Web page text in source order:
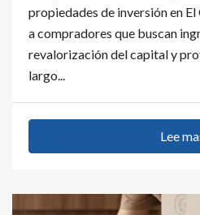
propiedades de inversión en
a compradores que buscan
revalorización del capital y
largo...
Lee